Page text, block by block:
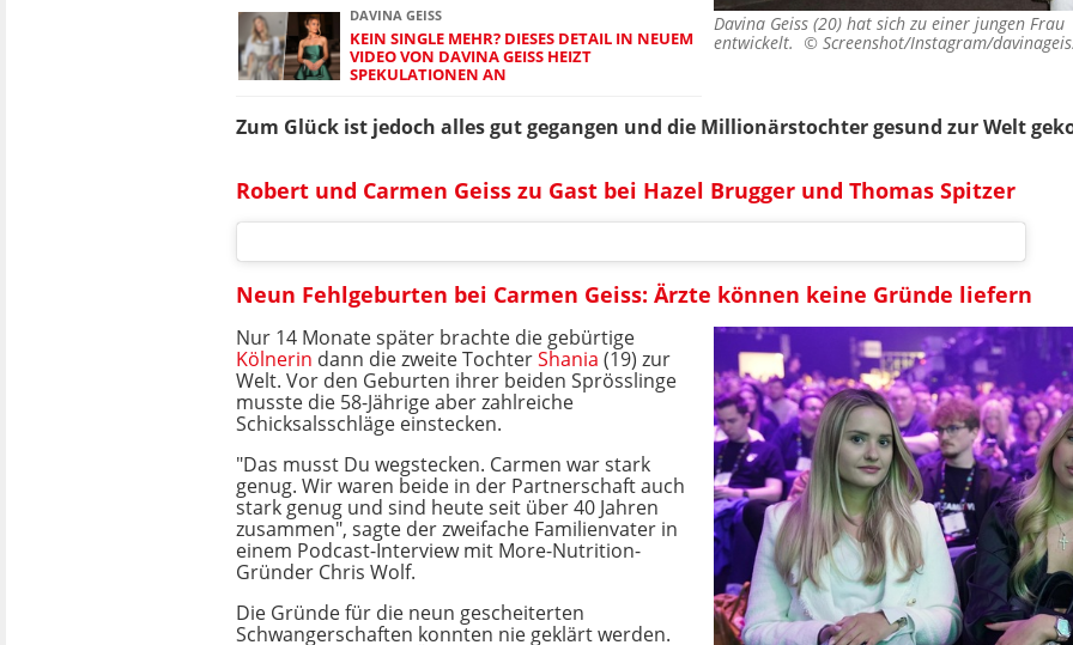
Davina Geiss (20) hat sich zu einer jungen Frau
entwickelt. © Screenshot/Instagram/
DAVINA GEISS
KEIN SINGLE MEHR? DIESES DETAIL IN NEUEM
VIDEO VON DAVINA GEISS HEIZT
SPEKULATIONEN AN
Zum Glück ist jedoch alles gut gegangen und die Millionärstochter gesund zur Welt
Robert und Carmen Geiss zu Gast bei Hazel Brugger und Thomas Spitzer
Neun Fehlgeburten bei Carmen Geiss: Ärzte können keine Gründe liefern
Nur 14 Monate später brachte die gebürtige
Kölnerin dann die zweite TochterShania (19) zur
Welt. Vor den Geburten ihrer beiden Sprösslinge
musste die 58-Jährige aber zahlreiche
Schicksalsschläge einstecken.
"Das musst Du wegstecken. Carmen war stark
genug. Wir waren beide in der Partnerschaft auch
stark genug und sind heute seit über 40 Jahren
zusammen", sagte der zweifache Familienvater in
einem Podcast-Interview mit More-Nutrition-
Gründer Chris Wolf.
Die Gründe für die neun gescheiterten
Schwangerschaften konnten nie geklärt werden.